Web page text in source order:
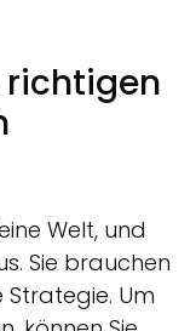
richtigen
Welt, und
Sie brauchen
Um